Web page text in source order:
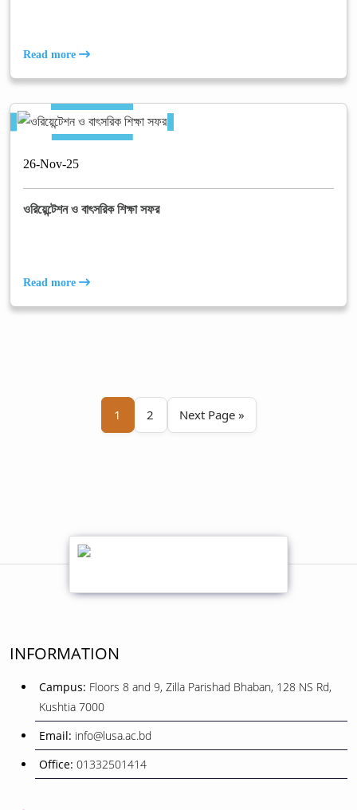
Read more
26-Nov-25
ওরিয়েন্টেশন ও বাৎসরিক শিক্ষা সফর
Read more
1 2 Next Page »
INFORMATION
Campus: Floors 8 and 9, Zilla Parishad Bhaban, 128 NS Rd,
Kushtia 7000
Email: info@lusa.ac.bd
Office: 01332501414